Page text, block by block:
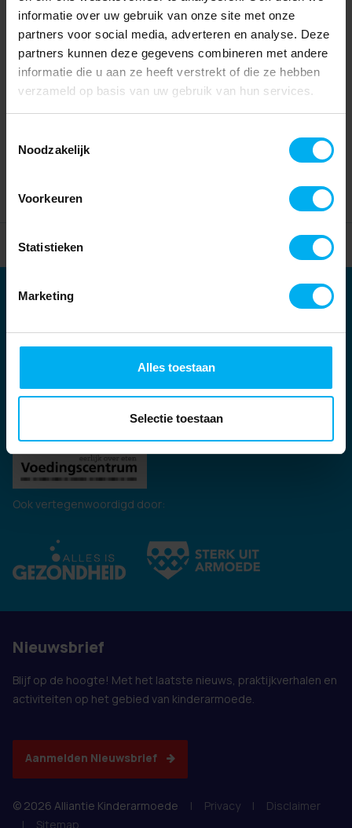
informatie over uw gebruik van onze site met onze
partners voor social media, adverteren en analyse. Deze
partners kunnen deze gegevens combineren met andere
informatie die u aan ze heeft verstrekt of die ze hebben
verzameld op basis van uw gebruik van hun services.
Noodzakelijk
Voorkeuren
Statistieken
Marketing
Alles toestaan
Selectie toestaan
Home Partners
Partners
Kernpartners:
Ook vertegenwoordigd door:
Nieuwsbrief
Blijf op de hoogte! Met het laatste nieuws, praktijkverhalen en
activiteiten op het gebied van kinderarmoede.
Aanmelden Nieuwsbrief
© 2026 Alliantie Kinderarmoede | Privacy |
Disclaimer
|
Sitemap